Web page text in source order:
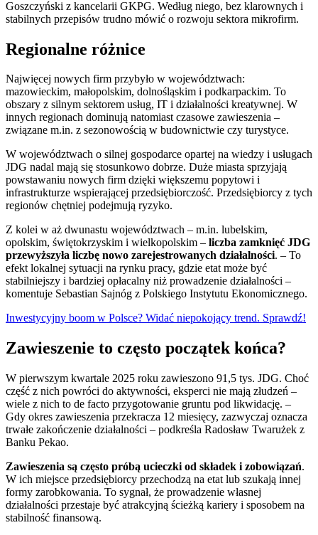
Goszczyński z kancelarii GKPG. Według niego, bez klarownych i
stabilnych przepisów trudno mówić o rozwoju sektora mikrofirm.
Regionalne różnice
Najwięcej nowych firm przybyło w województwach:
mazowieckim, małopolskim, dolnośląskim i podkarpackim. To
obszary z silnym sektorem usług, IT i działalności kreatywnej. W
innych regionach dominują natomiast czasowe zawieszenia –
związane m.in. z sezonowością w budownictwie czy turystyce.
W województwach o silnej gospodarce opartej na wiedzy i usługach
JDG nadal mają się stosunkowo dobrze. Duże miasta sprzyjają
powstawaniu nowych firm dzięki większemu popytowi i
infrastrukturze wspierającej przedsiębiorczość. Przedsiębiorcy z tych
regionów chętniej podejmują ryzyko.
Z kolei w aż dwunastu województwach – m.in. lubelskim,
opolskim, świętokrzyskim i wielkopolskim – liczba zamknięć JDG
przewyższyła liczbę nowo zarejestrowanych działalności. – To
efekt lokalnej sytuacji na rynku pracy, gdzie etat może być
stabilniejszy i bardziej opłacalny niż prowadzenie działalności –
komentuje Sebastian Sajnóg z Polskiego Instytutu Ekonomicznego.
Inwestycyjny boom w Polsce? Widać niepokojący trend. Sprawdź!
Zawieszenie to często początek końca?
W pierwszym kwartale 2025 roku zawieszono 91,5 tys. JDG. Choć
część z nich powróci do aktywności, eksperci nie mają złudzeń –
wiele z nich to de facto przygotowanie gruntu pod likwidację. –
Gdy okres zawieszenia przekracza 12 miesięcy, zazwyczaj oznacza
trwałe zakończenie działalności – podkreśla Radosław Twarużek z
Banku Pekao.
Zawieszenia są często próbą ucieczki od składek i zobowiązań.
W ich miejsce przedsiębiorcy przechodzą na etat lub szukają innej
formy zarobkowania. To sygnał, że prowadzenie własnej
działalności przestaje być atrakcyjną ścieżką kariery i sposobem na
stabilność finansową.